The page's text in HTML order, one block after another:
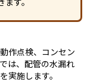
作点検、コンセン
は、配管の水漏れ
実施します。